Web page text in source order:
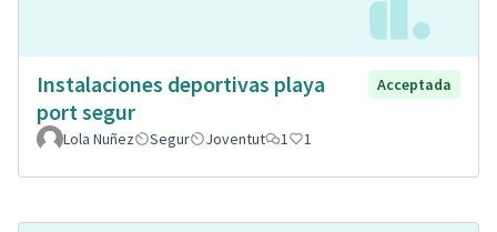
Instalaciones deportivas playa
port segur
Acceptada
Lola Nuñez Segur Joventut 1 1